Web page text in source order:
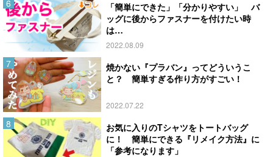
「簡単にできた」「分かりやすい」 バ
ッグに後からファスナーを付けたい時
は…
2022.08.09
焼かない『プラバン』ってどういうこ
と？ 簡単すぎる作り方がすごい！
2022.07.22
お気に入りのTシャツをトートバッグ
に！ 簡単にできる『リメイク方法』に
「参考になります」